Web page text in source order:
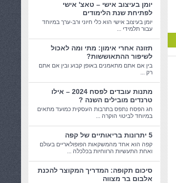
יומן בעיצוב אישי – טאצ' אישי
לפתיחת שנת הלימודים
יומן בעיצוב אישי הוא כלי חיוני ורב-ערך במיוחד
עבור תלמידי ...
תזונה אחרי אימון: מתי ומה לאכול
לשיפור ההתאוששות?
בין אם אתם מתאמנים באופן קבוע ובין אם אתם
רק ...
מתנות עובדים לפסח 2024 – אילו
טרנדים מובילים השנה ?
חג הפסח נתפס בתרבות העסקית כמועד מתאים
במיוחד לביטוי הוקרה ...
5 יתרונות בריאותיים של קפה
קפה הוא אחד מהמשקאות הפופולאריים בעולם
ואחת התעשיות הרווחיות בכלכלה ...
סיכום תקופה: המדריך המקוצר להכנת
אלבום בר מצווה